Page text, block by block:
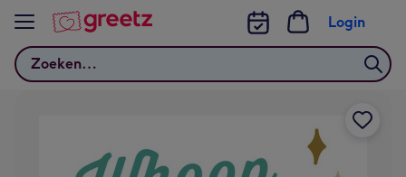
Bekijk meer
Zoeken
Login